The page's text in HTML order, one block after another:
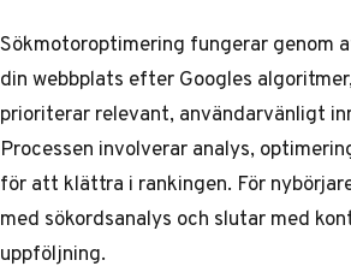
Sökmotoroptimering fungerar genom
din webbplats efter Googles
prioriterar relevant, användarvänligt
Processen involverar analys,
för att klättra i rankingen. För
med sökordsanalys och slutar med
uppföljning.